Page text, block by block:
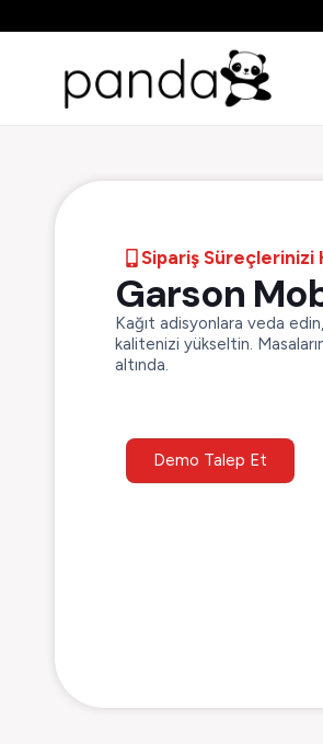
Sipariş Süreçlerinizi
Garson
Kağıt adisyonlara veda edin,
kalitenizi yükseltin.
altında.
Demo Talep Et